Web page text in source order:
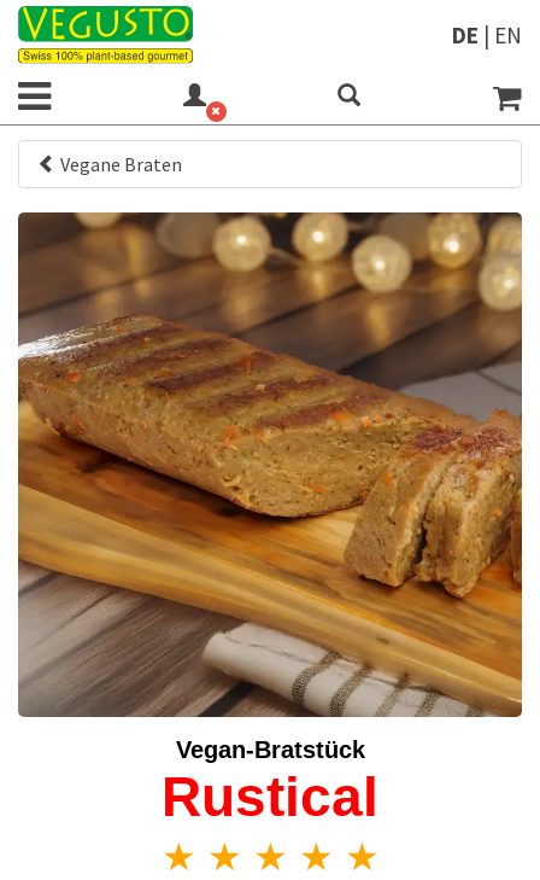
DE | EN
Vegane Braten
Vegan-Bratstück
Rustical
★ ★ ★ ★ ★